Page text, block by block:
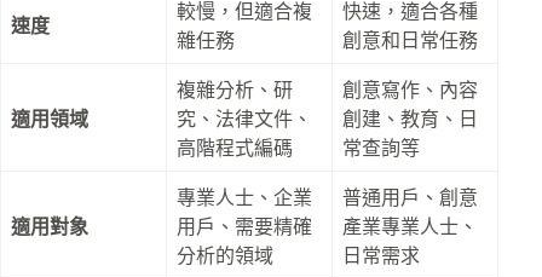
速度
較慢，但適合複
雜任務
快速，適合各種
創意和日常任務
適用領域
複雜分析、研
究、法律文件、
高階程式編碼
創意寫作、內容
創建、教育、日
常查詢等
適用對象
專業人士、企業
用戶、需要精確
分析的領域
普通用戶、創意
產業專業人士、
日常需求